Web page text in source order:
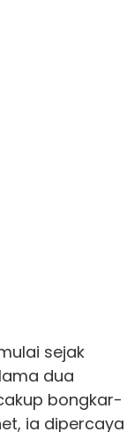
sejak
dua
bongkar-
ia dipercaya